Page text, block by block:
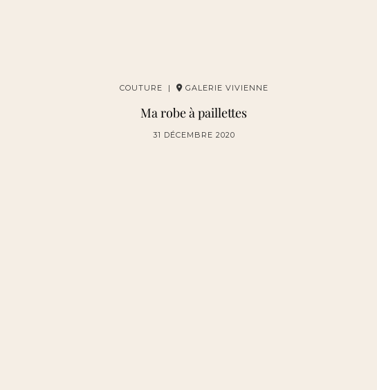
COUTURE | GALERIE VIVIENNE
Ma robe à paillettes
31 DÉCEMBRE 2020